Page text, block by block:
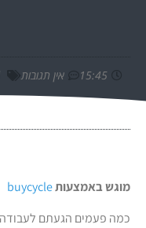
15:45 אין תגובות
מוגש באמצעותbuycycle
כמה פעמים הגעתם לעבודה